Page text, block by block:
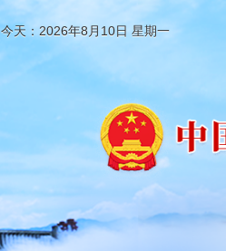
今天：2026年8月10日 星期一